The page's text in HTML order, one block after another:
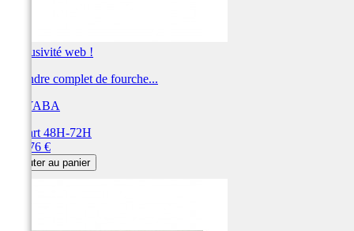
Exclusivité web !
Cylindre complet de fourche...
KAYABA
Départ 48H-72H
197,76 €
Ajouter au panier